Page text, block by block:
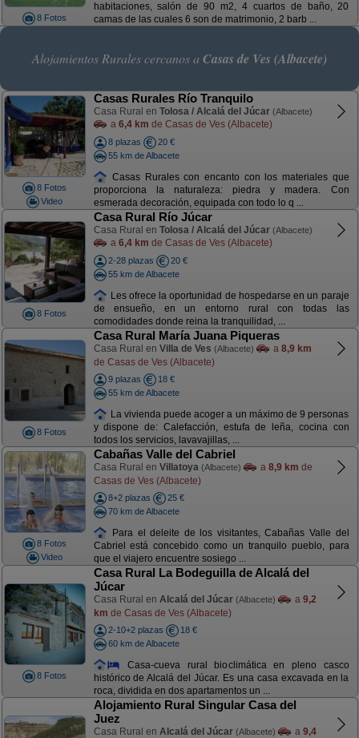
8 Fotos
habitaciones, salón de 90 m2, 4 cuartos de baño, 20
camas de las cuales 6 son de matrimonio, 2 barb ...
Alojamientos Rurales cercanos a Casas de Ves (Albacete)
8 Fotos
Video
Casas Rurales Río Tranquilo
Casa Rural en Tolosa / Alcalá del Júcar (Albacete)
a 6,4 km de Casas de Ves (Albacete)
8 plazas
20 €
55 km de Albacete
Casas Rurales con encanto con los materiales que
proporciona la naturaleza: piedra y madera. Con
esmerada decoración, equipada con todo lo q ...
8 Fotos
Casa Rural Río Júcar
Casa Rural en Tolosa / Alcalá del Júcar (Albacete)
a 6,4 km de Casas de Ves (Albacete)
2-28 plazas
20 €
55 km de Albacete
Les ofrece la oportunidad de hospedarse en un paraje
de ensueño, en un entorno rural con todas las
comodidades donde reina la tranquilidad, ...
8 Fotos
Casa Rural María Juana Piqueras
Casa Rural en Villa de Ves (Albacete) a 8,9 km
de Casas de Ves (Albacete)
9 plazas
18 €
55 km de Albacete
La vivienda puede acoger a un máximo de 9 personas
y dispone de: Calefacción, estufa de leña, cocina con
todos los servicios, lavavajillas, ...
8 Fotos
Video
Cabañas Valle del Cabriel
Casa Rural en Villatoya (Albacete) a 8,9 km de
Casas de Ves (Albacete)
8+2 plazas
25 €
70 km de Albacete
Para el deleite de los visitantes, Cabañas Valle del
Cabriel está concebido como un tranquilo pueblo, para
que el viajero encuentre sosiego ...
8 Fotos
Casa Rural La Bodeguilla de Alcalá del
Júcar
Casa Rural en Alcalá del Júcar (Albacete) a 9,2
km de Casas de Ves (Albacete)
2-10+2 plazas
18 €
60 km de Albacete
Casa-cueva rural bioclimática en pleno casco
histórico de Alcalá del Júcar. Es una casa excavada en la
roca, dividida en dos apartamentos un ...
Alojamiento Rural Singular Casa del
Juez
Casa Rural en Alcalá del Júcar (Albacete) a 9,4